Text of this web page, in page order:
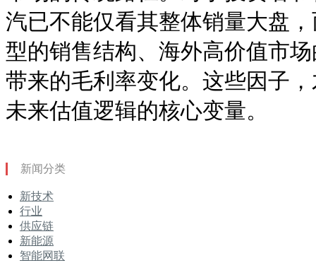
汽已不能仅看其整体销量大盘
型的销售结构、海外高价值市
带来的毛利率变化。这些因子
未来估值逻辑的核心变量。
新闻分类
新技术
行业
供应链
新能源
智能网联